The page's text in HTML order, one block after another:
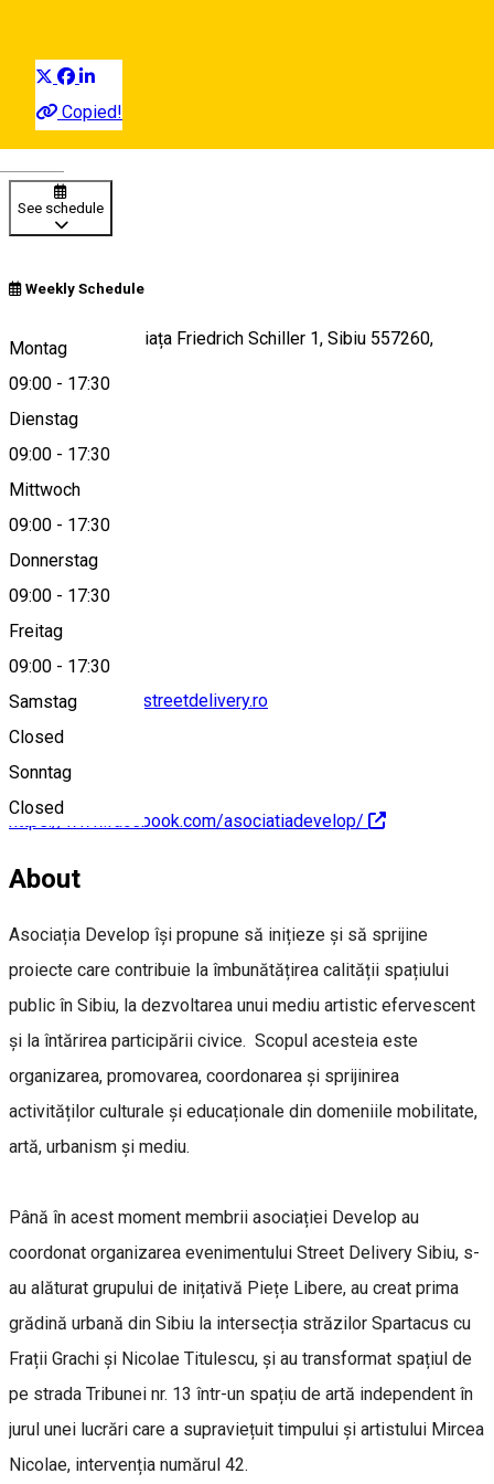
Copied!
Closed
See schedule
Weekly Schedule
Montag
09:00 - 17:30
Dienstag
09:00 - 17:30
Mittwoch
09:00 - 17:30
Donnerstag
09:00 - 17:30
Freitag
09:00 - 17:30
Samstag
Closed
Sonntag
Closed
Piata Schiller 1, Piața Friedrich Schiller 1, Sibiu 557260,
Romania
View on map
monika.tompos@streetdelivery.ro
https://www.facebook.com/asociatiadevelop/
About
Asociația Develop își propune să inițieze și să sprijine
proiecte care contribuie la îmbunătățirea calității spațiului
public în Sibiu, la dezvoltarea unui mediu artistic efervescent
și la întărirea participării civice. Scopul acesteia este
organizarea, promovarea, coordonarea și sprijinirea
activităților culturale și educaționale din domeniile mobilitate,
artă, urbanism și mediu.
Până în acest moment membrii asociației Develop au
coordonat organizarea evenimentului Street Delivery Sibiu, s-
au alăturat grupului de inițativă Piețe Libere, au creat prima
grădină urbană din Sibiu la intersecția străzilor Spartacus cu
Frații Grachi și Nicolae Titulescu, și au transformat spațiul de
pe strada Tribunei nr. 13 într-un spațiu de artă independent în
jurul unei lucrări care a supraviețuit timpului și artistului Mircea
Nicolae, intervenția numărul 42.